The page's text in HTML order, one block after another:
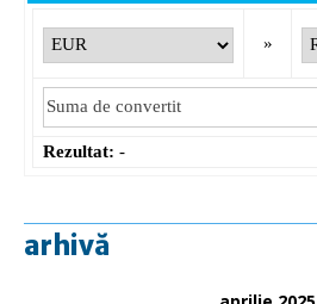
»
Rezultat: -
arhivă